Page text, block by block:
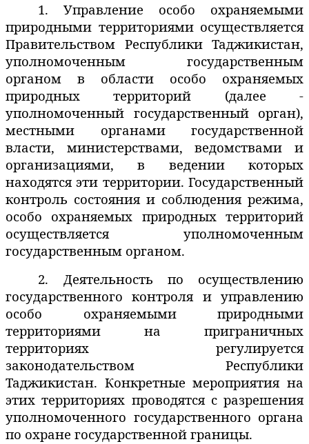
1. Управление особо охраняемыми
природными территориями осуществляется
Правительством Республики Таджикистан,
уполномоченным государственным
органом в области особо охраняемых
природных территорий (далее -
уполномоченный государственный орган),
местными органами государственной
власти, министерствами, ведомствами и
организациями, в ведении которых
находятся эти территории. Государственный
контроль состояния и соблюдения режима,
особо охраняемых природных территорий
осуществляетсяуполномоченным
государственным органом.
2. Деятельность по осуществлению
государственного контроля и управлению
особо охраняемыми природными
территориями на приграничных
территориях регулируется
законодательством Республики
Таджикистан. Конкретные мероприятия на
этих территориях проводятся с разрешения
уполномоченного государственного органа
по охране государственной границы.